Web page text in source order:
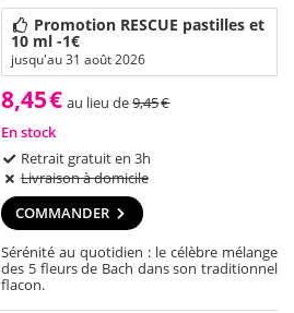
Promotion RESCUE pastilles et
10 ml -1€
jusqu'au 31 août 2026
8,45€ au lieu de9,45€
En stock
Retrait gratuit en 3h
Livraison à domicile
COMMANDER
Sérénité au quotidien : le célèbre mélange
des 5 fleurs de Bach dans son traditionnel
flacon.